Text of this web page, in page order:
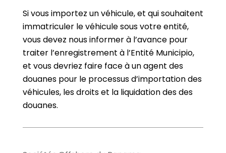
Si vous importez un véhicule, et qui souhaitent
immatriculer le véhicule sous votre entité,
vous devez nous informer à l’avance pour
traiter l’enregistrement à l’Entité Municipio,
et vous devriez faire face à un agent des
douanes pour le processus d’importation des
véhicules, les droits et la liquidation des des
douanes.